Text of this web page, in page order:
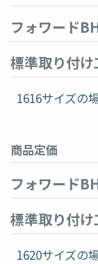
フォワード
標準取り付け
1616サイズの
商品定価
フォワード
標準取り付け
1620サイズの